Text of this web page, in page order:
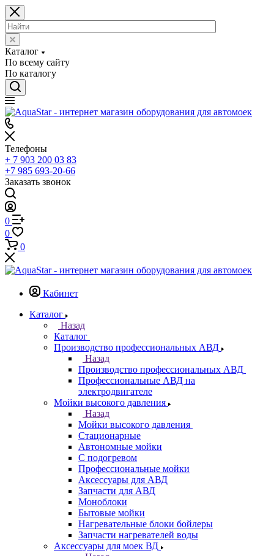
Каталог
По всему сайту
По каталогу
Телефоны
+ 7 903 200 03 83
+7 985 693-20-66
Заказать звонок
0
0
0
Кабинет
Каталог
Назад
Каталог
Производство профессиональных АВД
Назад
Производство профессиональных АВД
Профессиональные АВД на
электродвигателе
Мойки высокого давления
Назад
Мойки высокого давления
Стационарные
Автономные мойки
С подогревом
Профессиональные мойки
Аксессуары для АВД
Запчасти для АВД
Моноблоки
Бытовые мойки
Нагревательные блоки бойлеры
Запчасти нагревателей воды
Аксессуары для моек ВД